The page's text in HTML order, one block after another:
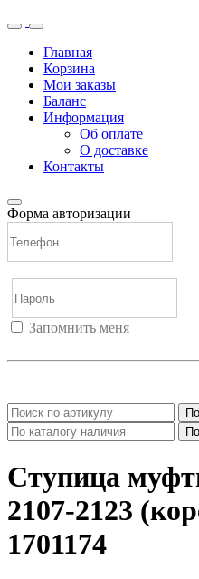
Главная
Корзина
Мои заказы
Баланс
Информация
Об оплате
О доставке
Контакты
Форма авторизации
Запомнить меня
Ступица
2107-2123
1701174